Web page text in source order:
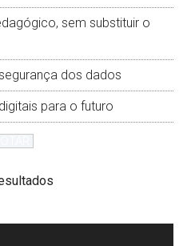
sem substituir o
dos dados
para o futuro